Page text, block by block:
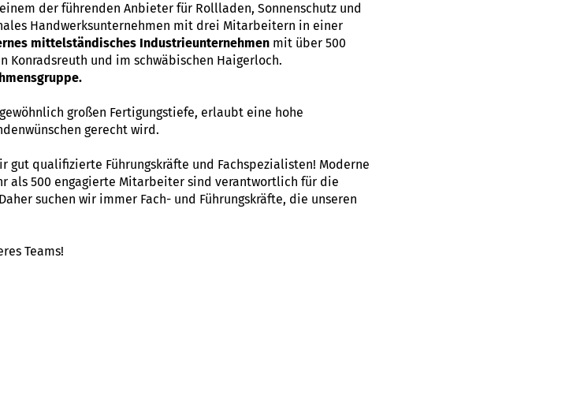
der führenden Anbieter für Rollladen, Sonnenschutz und
Handwerksunternehmen mit drei Mitarbeitern in einer
mittelständisches Industrieunternehmen mit über 500
und im schwäbischen Haigerloch.
großen Fertigungstiefe, erlaubt eine hohe
gerecht wird.
gut qualifizierte Führungskräfte und Fachspezialisten! Moderne
als 500 engagierte Mitarbeiter sind verantwortlich für die
suchen wir immer Fach- und Führungskräfte, die unseren
Teams!